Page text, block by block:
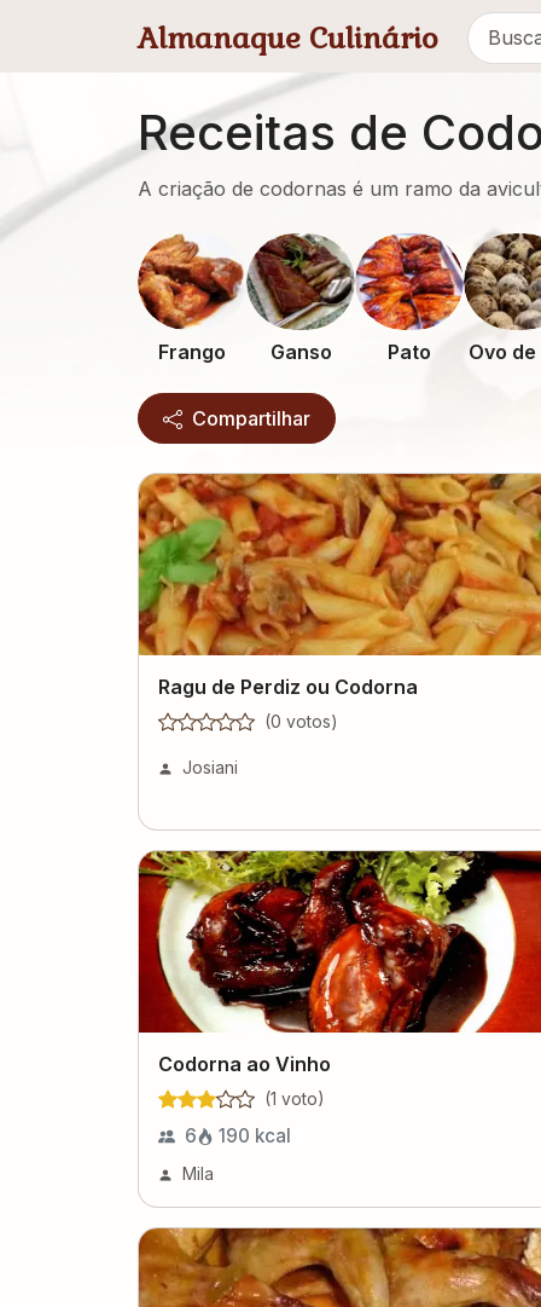
Almanaque Culinário
Receitas de
A criação de codornas é um ramo da
Frango Ganso Pato
Compartilhar
Ragu de Perdiz ou Codorna
(0 votos)
Josiani
Codorna ao Vinho
(1 voto)
6 190 kcal
Mila